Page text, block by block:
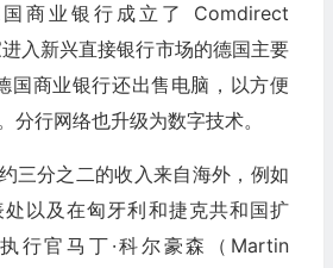
商业银行成立了 Comdirect
入新兴直接银行市场的德国主要
国商业银行还出售电脑，以方便
分行网络也升级为数字技术。
三分之二的收入来自海外，例如
以及在匈牙利和捷克共和国扩
行官马丁·科尔豪森（Martin